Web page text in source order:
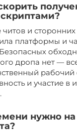
и
платформы и
дропа нет — все
и участие в
нужно